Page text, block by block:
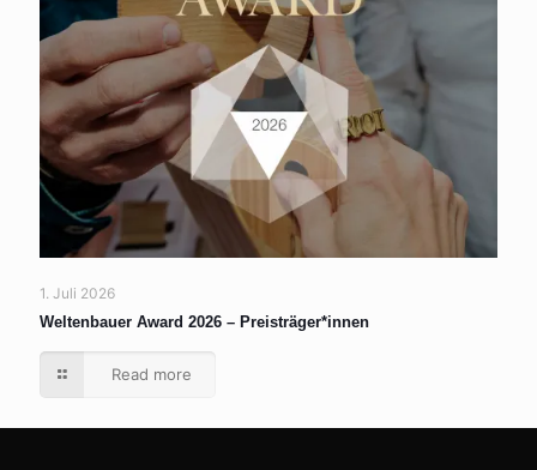
1. Juli 2026
Weltenbauer Award 2026 – Preisträger*innen
Read more